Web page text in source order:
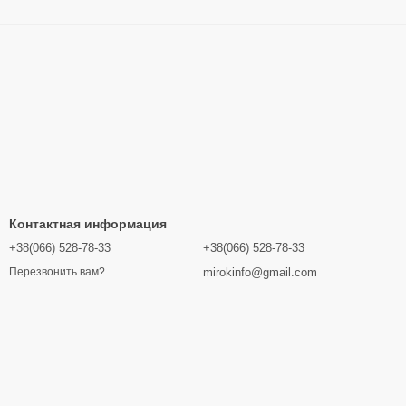
Контактная информация
+38(066) 528-78-33
Перезвонить вам?
+38(066) 528-78-33
mirokinfo@gmail.com